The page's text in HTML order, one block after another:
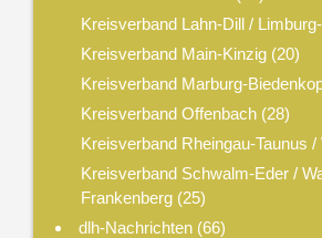
Kreisverband Lahn-Dill /
Kreisverband Main-Kinzig(20)
Kreisverband Marburg-
Kreisverband Offenbach(28)
Kreisverband Rheingau-Taunus /
Kreisverband Schwalm-Eder /
Frankenberg(25)
dlh-Nachrichten (66)